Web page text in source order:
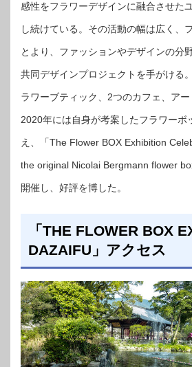
感性をフラワーデザインに融合させた
し続けている。その活動の幅は広く、
とより、ファッションやデザインの分
共同デザインプロジェクトを手がける
ラワーブティック、2つのカフェ、アー
2020年には自身が考案したフラワーボ
え、「The Flower BOX Exhibition
the original Nicolai Bergmann flower
開催し、好評を博した。
「THE FLOWER BOX
DAZAIFU」アクセス